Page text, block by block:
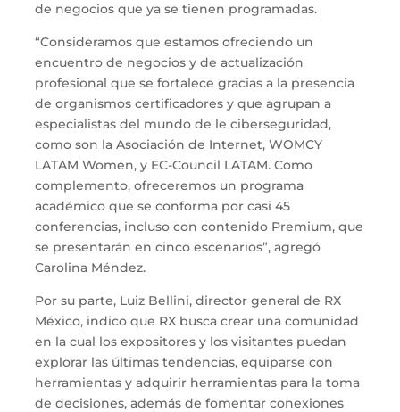
de negocios que ya se tienen programadas.
“Consideramos que estamos ofreciendo un
encuentro de negocios y de actualización
profesional que se fortalece gracias a la presencia
de organismos certificadores y que agrupan a
especialistas del mundo de le ciberseguridad,
como son la Asociación de Internet, WOMCY
LATAM Women, y EC-Council LATAM. Como
complemento, ofreceremos un programa
académico que se conforma por casi 45
conferencias, incluso con contenido Premium, que
se presentarán en cinco escenarios”, agregó
Carolina Méndez.
Por su parte, Luiz Bellini, director general de RX
México, indico que RX busca crear una comunidad
en la cual los expositores y los visitantes puedan
explorar las últimas tendencias, equiparse con
herramientas y adquirir herramientas para la toma
de decisiones, además de fomentar conexiones